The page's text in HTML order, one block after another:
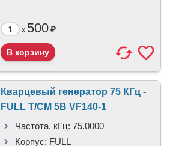
x 500₽
Кварцевый генератор 75 КГц -
FULL T/CM 5В VF140-1
Частота, кГц: 75.0000
Корпус: FULL